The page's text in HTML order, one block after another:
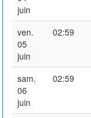
juin
ven.
05
juin
02:59
sam.
06
juin
02:59